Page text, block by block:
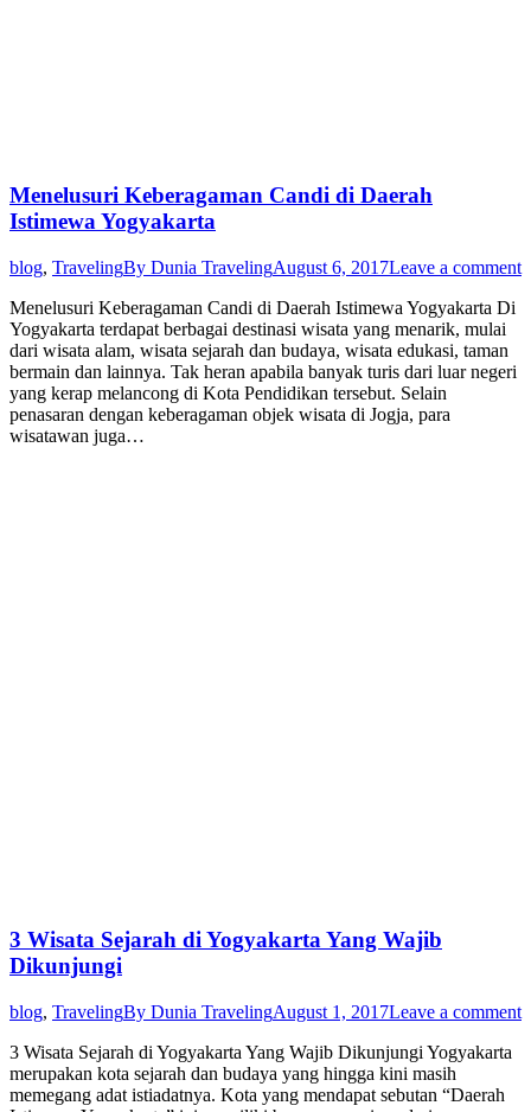
Menelusuri Keberagaman Candi di Daerah
Istimewa Yogyakarta
blog, TravelingBy Dunia TravelingAugust 6, 2017Leave a comment
Menelusuri Keberagaman Candi di Daerah Istimewa Yogyakarta Di
Yogyakarta terdapat berbagai destinasi wisata yang menarik, mulai
dari wisata alam, wisata sejarah dan budaya, wisata edukasi, taman
bermain dan lainnya. Tak heran apabila banyak turis dari luar negeri
yang kerap melancong di Kota Pendidikan tersebut. Selain
penasaran dengan keberagaman objek wisata di Jogja, para
wisatawan juga…
3 Wisata Sejarah di Yogyakarta Yang Wajib
Dikunjungi
blog, TravelingBy Dunia TravelingAugust 1, 2017Leave a comment
3 Wisata Sejarah di Yogyakarta Yang Wajib Dikunjungi Yogyakarta
merupakan kota sejarah dan budaya yang hingga kini masih
memegang adat istiadatnya. Kota yang mendapat sebutan “Daerah